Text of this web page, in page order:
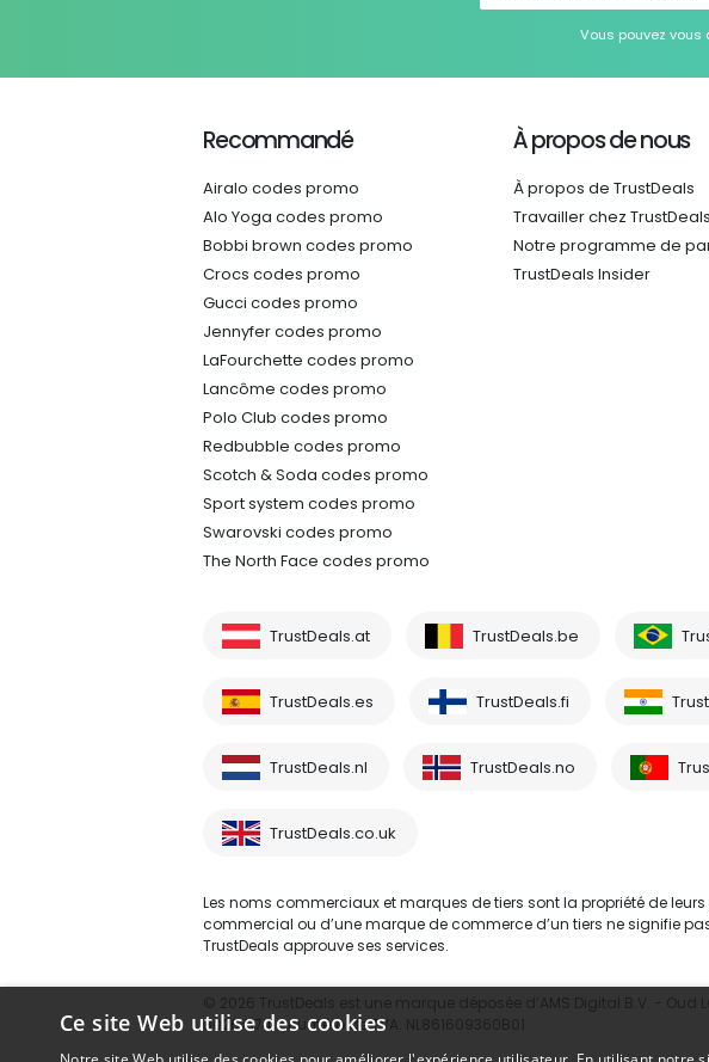
Vous pouvez
Recommandé
Airalo codes promo
Alo Yoga codes promo
Bobbi brown codes promo
Crocs codes promo
Gucci codes promo
Jennyfer codes promo
LaFourchette codes promo
Lancôme codes promo
Polo Club codes promo
Redbubble codes promo
Scotch & Soda codes promo
Sport system codes promo
Swarovski codes promo
The North Face codes promo
À propos de nous
À propos de TrustDeals
Travailler chez TrustDeals
Notre programme de
TrustDeals Insider
TrustDeals.at TrustDeals.be
TrustDeals.es TrustDeals.fi
TrustDeals.nl TrustDeals.no
TrustDeals.co.uk
Les noms commerciaux et marques de tiers sont la propriété de
commercial ou d’une marque de commerce d’un tiers ne signifie
TrustDeals approuve ses services.
80264174 - numéro de TVA: NL861609360B01
Ce site Web utilise des cookies